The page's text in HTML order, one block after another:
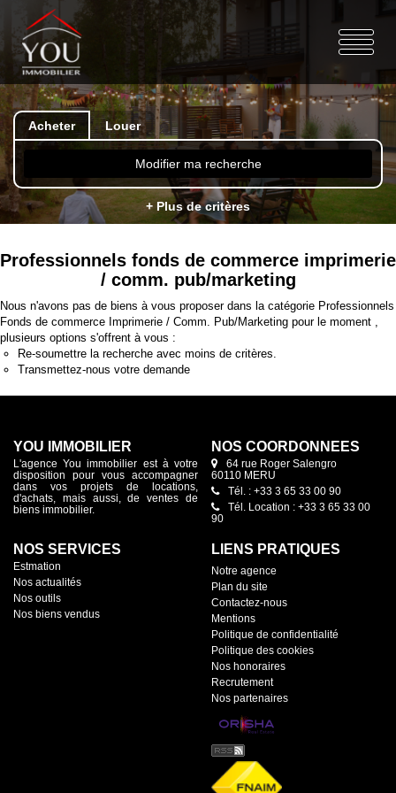
Acheter Louer
Modifier ma recherche
+ Plus de critères
Professionnels fonds de commerce imprimerie
/ comm. pub/marketing
Nous n'avons pas de biens à vous proposer dans la catégorie Professionnels
Fonds de commerce Imprimerie / Comm. Pub/Marketing pour le moment ,
plusieurs options s'offrent à vous :
Re-soumettre la recherche avec moins de critères.
Transmettez-nous votre demande
YOU IMMOBILIER
L'agence You immobilier est à votre
disposition pour vous accompagner
dans vos projets de locations,
d'achats, mais aussi, de ventes de
biens immobilier.
NOS COORDONNÉES
64 rue Roger Salengro
60110 MERU
Tél. : +33 3 65 33 00 90
Tél. Location : +33 3 65 33 00
90
NOS SERVICES
Estmation
Nos actualités
Nos outils
Nos biens vendus
LIENS PRATIQUES
Notre agence
Plan du site
Contactez-nous
Mentions
Politique de confidentialité
Politique des cookies
Nos honoraires
Recrutement
Nos partenaires